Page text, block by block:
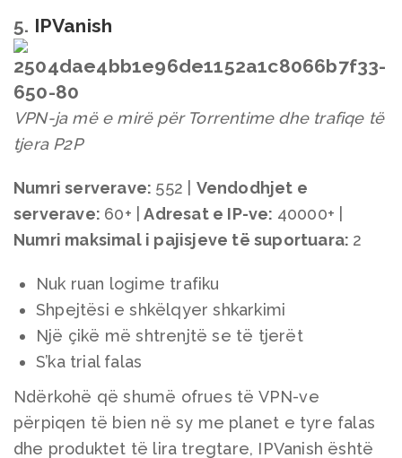
5. IPVanish
VPN-ja më e mirë për Torrentime dhe trafiqe të
tjera P2P
Numri serverave: 552 | Vendodhjet e
serverave: 60+ | Adresat e IP-ve: 40000+ |
Numri maksimal i pajisjeve të suportuara: 2
Nuk ruan logime trafiku
Shpejtësi e shkëlqyer shkarkimi
Një çikë më shtrenjtë se të tjerët
S’ka trial falas
Ndërkohë që shumë ofrues të VPN-ve
përpiqen të bien në sy me planet e tyre falas
dhe produktet të lira tregtare, IPVanish është